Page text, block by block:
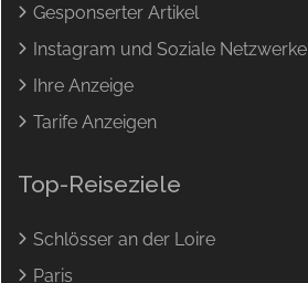
Gesponserter Artikel
Instagram und Soziale Netzwerke
Ihre Anzeige
Tarife Anzeigen
Top-Reiseziele
Schlösser an der Loire
Paris